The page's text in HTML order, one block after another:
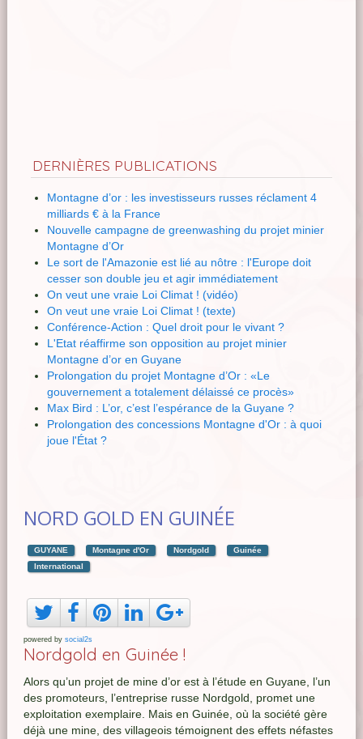
DERNIÈRES PUBLICATIONS
Montagne d’or : les investisseurs russes réclament 4
milliards € à la France
Nouvelle campagne de greenwashing du projet minier
Montagne d’Or
Le sort de l'Amazonie est lié au nôtre : l'Europe doit
cesser son double jeu et agir immédiatement
On veut une vraie Loi Climat ! (vidéo)
On veut une vraie Loi Climat ! (texte)
Conférence-Action : Quel droit pour le vivant ?
L'Etat réaffirme son opposition au projet minier
Montagne d’or en Guyane
Prolongation du projet Montagne d’Or : «Le
gouvernement a totalement délaissé ce procès»
Max Bird : L’or, c’est l’espérance de la Guyane ?
Prolongation des concessions Montagne d'Or : à quoi
joue l'État ?
NORD GOLD EN GUINÉE
GUYANE Montagne d'Or Nordgold
Guinée
International
powered by social2s
Nordgold en Guinée !
Alors qu’un projet de mine d’or est à l’étude en Guyane, l’un
des promoteurs, l’entreprise russe Nordgold, promet une
exploitation exemplaire. Mais en Guinée, où la société gère
déjà une mine, des villageois témoignent des effets néfastes